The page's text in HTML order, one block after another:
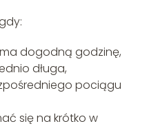
dogodną godzinę,
długa,
pociągu
się na krótko w